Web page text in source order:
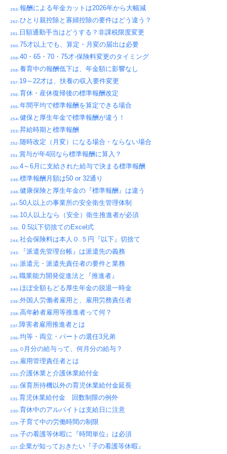
₂₆₃.報酬による年金カットは2026年から大幅減
₂₆₂.ひとり親控除と寡婦控除の要件はどう違う？
₂₆₁.日額通勤手当はどうする？非課税限度変更
₂₆₀.75才以上でも、算定・月変の届出は必要
₂₅₉.40・65・70・75才-保険料変更のタイミング
₂₅₈.養育中の報酬低下は、年金額に影響なし
₂₅₇.19～22才は、扶養の収入要件変更
₂₅₆.育休・産休復帰後の標準報酬改定
₂₅₅.年間平均で標準報酬を算定できる場合
₂₅₄.健保と厚生年金で標準報酬が違う！
₂₅₃.昇給時期と標準報酬
₂₅₂.随時改定（月変）になる場合・ならない場合
₂₅₁.賞与が年4回なら標準報酬に算入？
₂₅₀.4～6月に支給された給与で決まる標準報酬
₂₄₉.標準報酬月額は50 or 32通り
₂₄₈.健康保険と厚生年金の『標準報酬』は違う
₂₄₇.50人以上の事業所の安全衛生管理体制
₂₄₆.10人以上なら（安全）衛生推進者が必須
₂₄₅. 0.5以下切捨てのExcel式
₂₄₄.社会保険料は本人０.５円『以下』切捨て
₂₄₃.『派遣先管理台帳』は派遣先の義務
₂₄₂.派遣元・派遣先責任者の要件と業務
₂₄₁.職業能力開発促進法と『推進者』
₂₄₀.ほぼ全額もどる厚生年金の脱退一時金
₂₃₉.外国人労働者雇用と、雇用労務責任者
₂₃₈.高年齢者雇用等推進者って何？
₂₃₇.障害者雇用推進者とは
₂₃₆.均等・両立・パートの選任3兄弟
₂₃₅.○月分の給与って、何月分の給与？
₂₃₄.雇用管理責任者とは
₂₃₃.介護休業と介護休業給付金
₂₃₂.保育所待機以外の育児休業給付金延長
₂₃₁.育児休業給付金 回数制限の例外
₂₃₀.育休中のアルバイトは支給日に注意
₂₂₉.子育て中の労働時間の制限
₂₂₈.子の看護等休暇に『時間単位』は必須
₂₂₇.企業が知っておきたい『子の看護等休暇』